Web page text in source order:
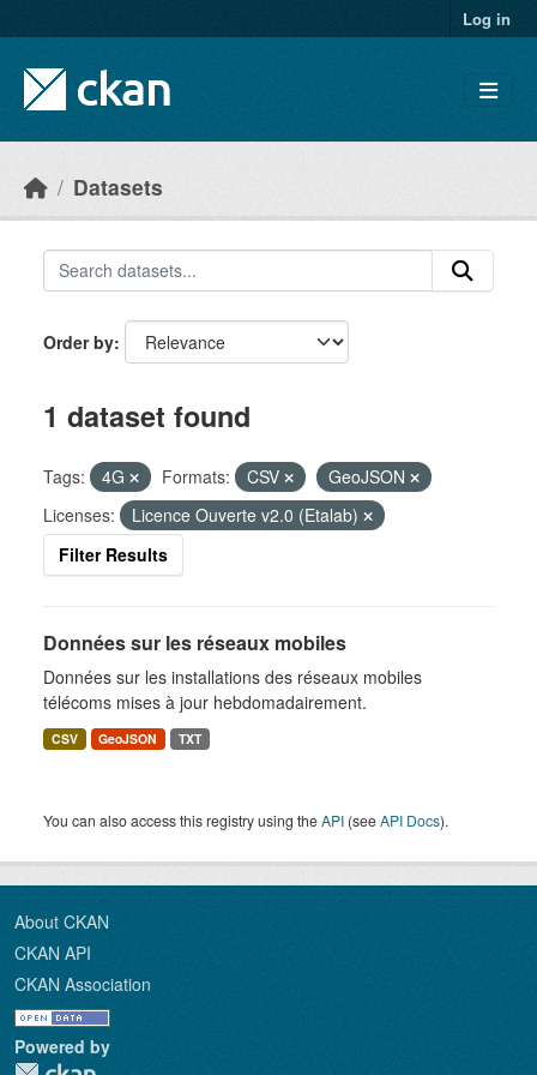
Log in
Datasets
Order by
1 dataset found
Tags: 4G Formats: CSV
GeoJSON
Licenses:
Licence Ouverte v2.0 (Etalab)
Filter Results
Données sur les réseaux mobiles
Données sur les installations des réseaux mobiles
télécoms mises à jour hebdomadairement.
CSV GeoJSON TXT
You can also access this registry using theAPI (seeAPI Docs).
About CKAN
CKAN API
CKAN Association
Powered by